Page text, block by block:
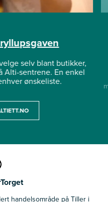
selv blant butikker,
Alti-sentrene. En enkel
ønskeliste.
handelsområde på Tiller i